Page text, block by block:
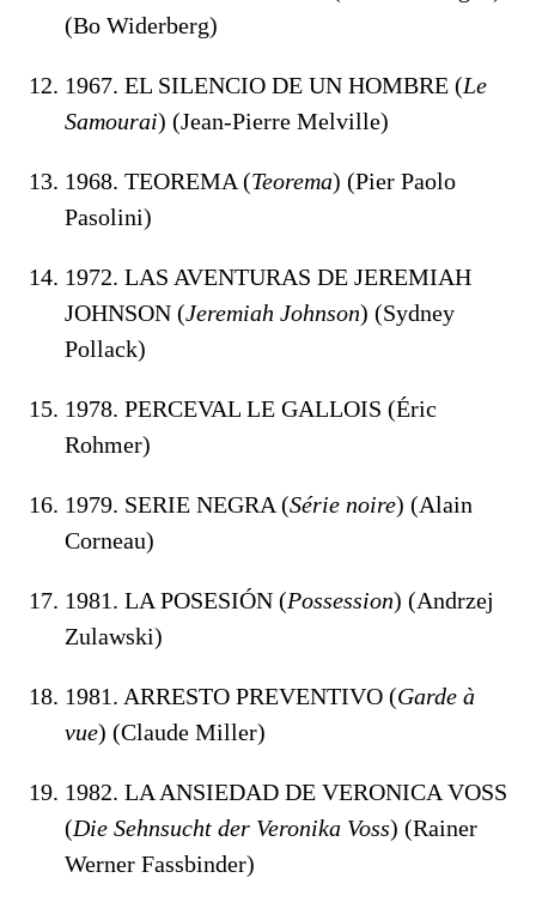
(Bo Widerberg)
1967. EL SILENCIO DE UN HOMBRE (Le
Samourai) (Jean-Pierre Melville)
1968. TEOREMA (Teorema) (Pier Paolo
Pasolini)
1972. LAS AVENTURAS DE JEREMIAH
JOHNSON (Jeremiah Johnson) (Sydney
Pollack)
1978. PERCEVAL LE GALLOIS (Éric
Rohmer)
1979. SERIE NEGRA (Série noire) (Alain
Corneau)
1981. LA POSESIÓN (Possession) (Andrzej
Zulawski)
1981. ARRESTO PREVENTIVO (Garde à
vue) (Claude Miller)
1982. LA ANSIEDAD DE VERONICA VOSS
(Die Sehnsucht der Veronika Voss) (Rainer
Werner Fassbinder)